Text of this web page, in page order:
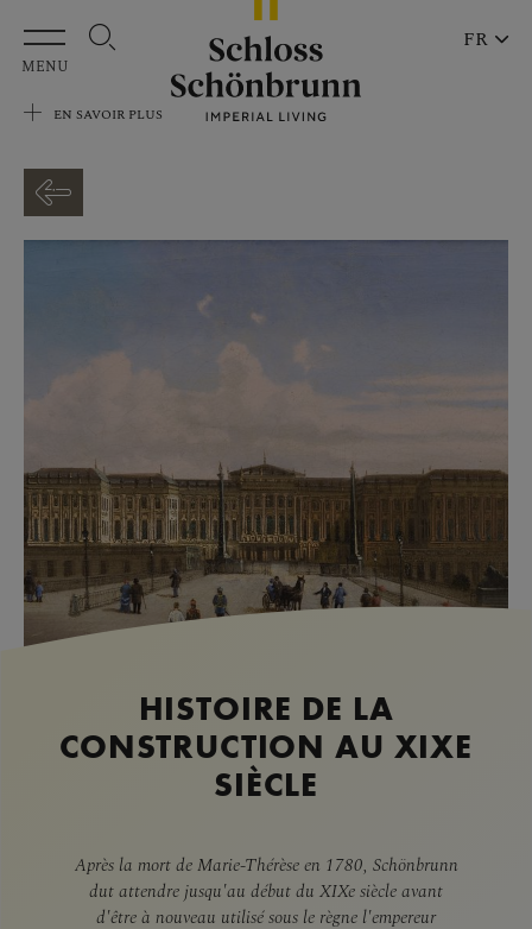
Aller au contenu principal
MENU
EN SAVOIR PLUS
FR
HISTOIRE DE LA
CONSTRUCTION AU XIXE
SIÈCLE
Après la mort de Marie-Thérèse en 1780, Schönbrunn
dut attendre jusqu'au début du XIXe siècle avant
d'être à nouveau utilisé sous le règne l'empereur